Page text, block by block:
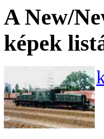
A New/
képek